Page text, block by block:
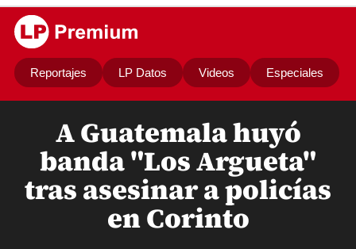
Reportajes LP Datos Videos Especiales
A Guatemala huyó
banda "Los Argueta"
tras asesinar a policías
en Corinto